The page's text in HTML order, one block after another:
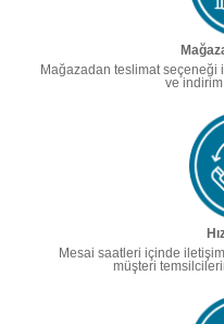
Mağazadan teslimat seçeneği
ve
Mesai saatleri içinde
müşteri